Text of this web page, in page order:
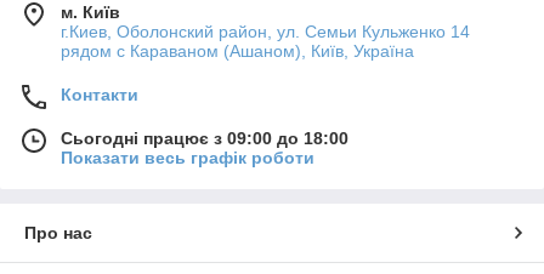
м. Київ
г.Киев, Оболонский район, ул. Семьи Кульженко 14
рядом с Караваном (Ашаном), Київ, Україна
Контакти
Сьогодні працює з 09:00 до 18:00
Показати весь графік роботи
Про нас